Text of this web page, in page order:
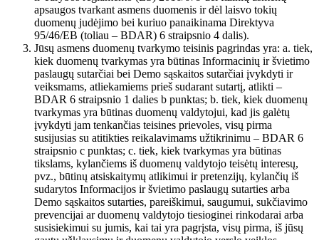
apsaugos tvarkant asmens duomenis ir dėl laisvo tokių
duomenų judėjimo bei kuriuo panaikinama Direktyva
95/46/EB (toliau – BDAR) 6 straipsnio 4 dalis).
Jūsų asmens duomenų tvarkymo teisinis pagrindas yra: a. tiek,
kiek duomenų tvarkymas yra būtinas Informacinių ir švietimo
paslaugų sutarčiai bei Demo sąskaitos sutarčiai įvykdyti ir
veiksmams, atliekamiems prieš sudarant sutartį, atlikti –
BDAR 6 straipsnio 1 dalies b punktas; b. tiek, kiek duomenų
tvarkymas yra būtinas duomenų valdytojui, kad jis galėtų
įvykdyti jam tenkančias teisines prievoles, visų pirma
susijusias su atitikties reikalavimams užtikrinimu – BDAR 6
straipsnio c punktas; c. tiek, kiek tvarkymas yra būtinas
tikslams, kylančiems iš duomenų valdytojo teisėtų interesų,
pvz., būtinų atsiskaitymų atlikimui ir pretenzijų, kylančių iš
sudarytos Informacijos ir švietimo paslaugų sutarties arba
Demo sąskaitos sutarties, pareiškimui, saugumui, sukčiavimo
prevencijai ar duomenų valdytojo tiesioginei rinkodarai arba
susisiekimui su jumis, kai tai yra pagrįsta, visų pirma, iš jūsų